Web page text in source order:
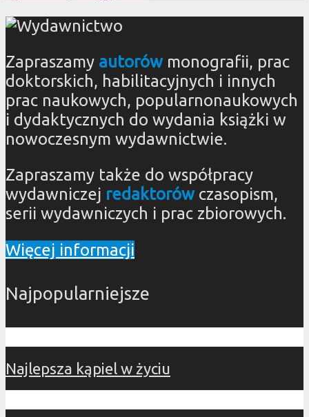
Zapraszamy autorówmonografii, prac
doktorskich, habilitacyjnych i innych
prac naukowych, popularnonaukowych
i dydaktycznych do wydania książki w
nowoczesnym wydawnictwie.
Zapraszamy także do współpracy
wydawniczej redaktorówczasopism,
serii wydawniczych i prac zbiorowych.
Więcej informacji
Najpopularniejsze
Najlepsza kąpiel w życiu